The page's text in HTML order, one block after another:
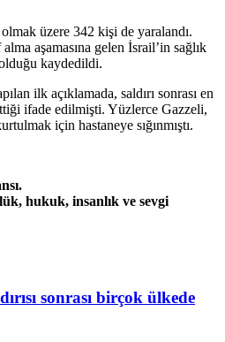
olmak üzere 342 kişi de yaralandı.
aşamasına gelen İsrail’in sağlık
kaydedildi.
ilk açıklamada, saldırı sonrası en
ifade edilmişti. Yüzlerce Gazzeli,
için hastaneye sığınmıştı.
hukuk, insanlık ve sevgi
sonrası birçok ülkede